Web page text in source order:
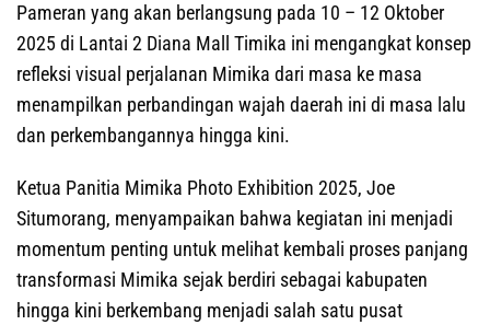
Pameran yang akan berlangsung pada 10 – 12 Oktober
2025 di Lantai 2 Diana Mall Timika ini mengangkat konsep
refleksi visual perjalanan Mimika dari masa ke masa
menampilkan perbandingan wajah daerah ini di masa lalu
dan perkembangannya hingga kini.
Ketua Panitia Mimika Photo Exhibition 2025, Joe
Situmorang, menyampaikan bahwa kegiatan ini menjadi
momentum penting untuk melihat kembali proses panjang
transformasi Mimika sejak berdiri sebagai kabupaten
hingga kini berkembang menjadi salah satu pusat